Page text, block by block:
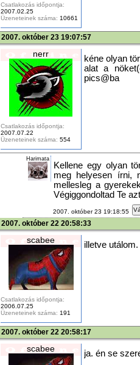
Csatlakozás időpontja:
2007.02.25
Üzeneteinek száma: 10661
2007. október 23 19:07:57
nerr
Csatlakozás időpontja:
2007.07.22
Üzeneteinek száma: 554
kéne olyan
alat a
pics@ba
Harimata
Kellene egy olyan
meg helyesen írni,
mellesleg a
Végiggondoltad Te
2007. október 23 19:18:55
2007. október 22 20:58:33
scabee
Csatlakozás időpontja:
2006.07.25
Üzeneteinek száma: 191
illetve utálom.
2007. október 22 20:58:17
scabee ja. én se